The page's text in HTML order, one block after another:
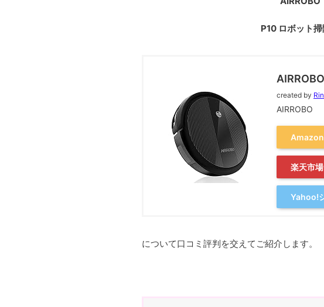
P10 ロボット
created by
AIRROBO
楽天市
Yahoo!
について口コミ評判を交えてご紹介します。